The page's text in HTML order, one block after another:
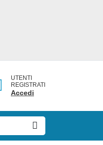
UTENTI
REGISTRATI
Accedi